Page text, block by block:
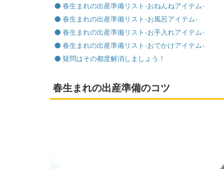
春生まれの出産準備リスト-おねんねアイテム-
春生まれの出産準備リスト-お風呂アイテム-
春生まれの出産準備リスト-お手入れアイテム-
春生まれの出産準備リスト-おでかけアイテム-
疑問はその都度解消しましょう！
春生まれの出産準備のコツ